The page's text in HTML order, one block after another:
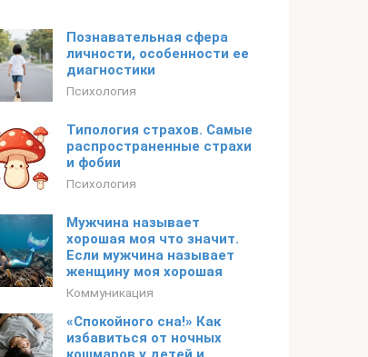
Познавательная сфера
личности, особенности ее
диагностики
Психология
Типология страхов. Самые
распространенные страхи
и фобии
Психология
Мужчина называет
хорошая моя что значит.
Если мужчина называет
женщину моя хорошая
Коммуникация
«Спокойного сна!» Как
избавиться от ночных